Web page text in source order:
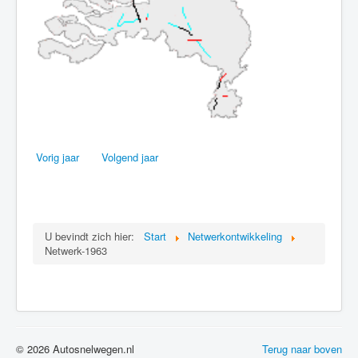
Vorig jaar Volgend jaar
U bevindt zich hier: Start
Netwerkontwikkeling
Netwerk-1963
Terug naar boven
© 2026 Autosnelwegen.nl